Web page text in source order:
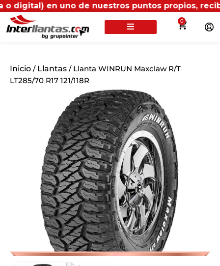
en uno de nuestros puntos propios, recibirás
0
Inicio / Llantas / Llanta WINRUN Maxclaw R/T
LT285/70 R17 121/118R